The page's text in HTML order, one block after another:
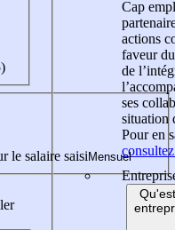
le salaire saisi
Cap
actions
faveur
de
ses
situation
Pour en